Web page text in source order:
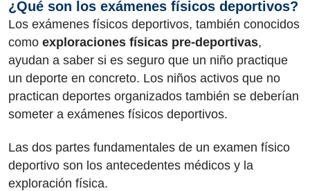
¿Qué son los exámenes físicos deportivos?
Los exámenes físicos deportivos, también conocidos
como exploraciones físicas pre-deportivas,
ayudan a saber si es seguro que un niño practique
un deporte en concreto. Los niños activos que no
practican deportes organizados también se deberían
someter a exámenes físicos deportivos.
Las dos partes fundamentales de un examen físico
deportivo son los antecedentes médicos y la
exploración física.